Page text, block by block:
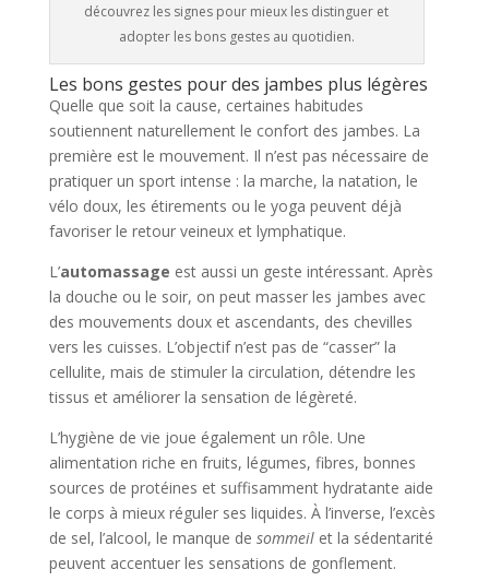
découvrez les signes pour mieux les distinguer et
adopter les bons gestes au quotidien.
Les bons gestes pour des jambes plus légères
Quelle que soit la cause, certaines habitudes
soutiennent naturellement le confort des jambes. La
première est le mouvement. Il n’est pas nécessaire de
pratiquer un sport intense : la marche, la natation, le
vélo doux, les étirements ou le yoga peuvent déjà
favoriser le retour veineux et lymphatique.
L’automassage est aussi un geste intéressant. Après
la douche ou le soir, on peut masser les jambes avec
des mouvements doux et ascendants, des chevilles
vers les cuisses. L’objectif n’est pas de “casser” la
cellulite, mais de stimuler la circulation, détendre les
tissus et améliorer la sensation de légèreté.
L’hygiène de vie joue également un rôle. Une
alimentation riche en fruits, légumes, fibres, bonnes
sources de protéines et suffisamment hydratante aide
le corps à mieux réguler ses liquides. À l’inverse, l’excès
de sel, l’alcool, le manque de sommeil et la sédentarité
peuvent accentuer les sensations de gonflement.